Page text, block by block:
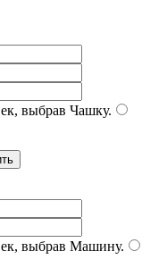
выбрав Чашку.
выбрав Машину.